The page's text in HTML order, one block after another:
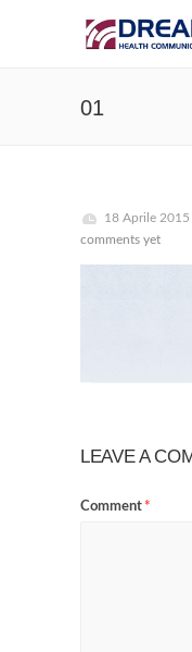
01
18 Aprile 2015
comments yet
LEAVE A
Comment*